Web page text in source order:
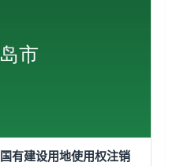
有建设用地使用权注销